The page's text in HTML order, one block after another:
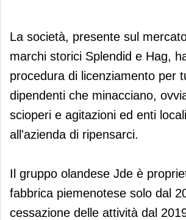
La società, presente sul
marchi storici Splendid e Hag,
procedura di licenziamento per
dipendenti che minacciano,
scioperi e agitazioni ed enti
all'azienda di ripensarci.
Il gruppo olandese Jde è
fabbrica piemenotese solo dal
cessazione delle attività dal